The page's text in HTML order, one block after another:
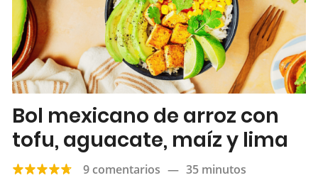
Bol mexicano de arroz con
tofu, aguacate, maíz y lima
9 comentarios — 35 minutos